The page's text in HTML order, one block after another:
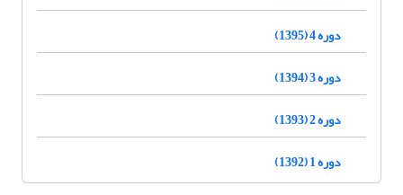
دوره 4 (1395)
دوره 3 (1394)
دوره 2 (1393)
دوره 1 (1392)